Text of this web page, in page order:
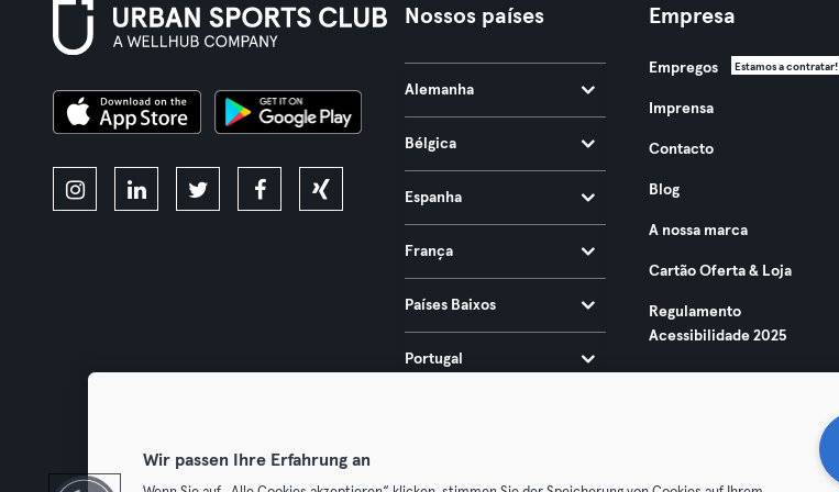
Nossos países
Alemanha
Bélgica
Espanha
França
Países Baixos
Portugal
Empresa
Empregos Estamos a contratar!
Imprensa
Contacto
Blog
A nossa marca
Cartão Oferta & Loja
Regulamento
Acessibilidade 2025
Wir passen Ihre Erfahrung an